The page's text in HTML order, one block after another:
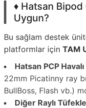
♦️ Hatsan
Uygun?
Bu sağlam destek
platformlar için TAM
Hatsan PCP
22mm Picatinny ray
BullBoss, Flash vb.)
Diğer Raylı